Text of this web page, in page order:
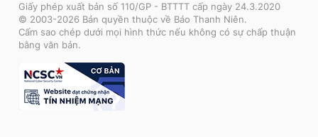
Giấy phép xuất bản số 110/GP - BTTTT cấp ngày 24.3.2020
© 2003-2026 Bản quyền thuộc về Báo Thanh Niên.
Cấm sao chép dưới mọi hình thức nếu không có sự chấp thuận
bằng văn bản.